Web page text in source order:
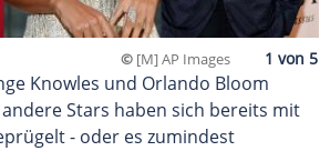
© [M] AP Images
Knowles und Orlando Bloom
Stars haben sich bereits mit
- oder es zumindest